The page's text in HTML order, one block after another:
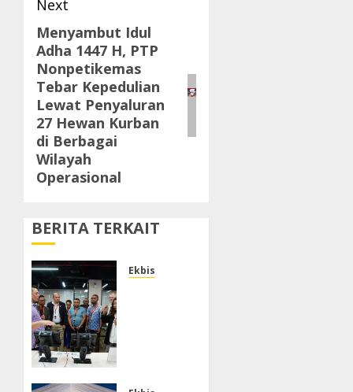
Next
Next
post:
Menyambut Idul
Adha 1447 H, PTP
Nonpetikemas
Tebar Kepedulian
Lewat Penyaluran
27 Hewan Kurban
di Berbagai
Wilayah
Operasional
BERITA TERKAIT
Ekbis